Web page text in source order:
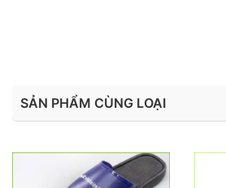
SẢN PHẨM CÙNG LOẠI